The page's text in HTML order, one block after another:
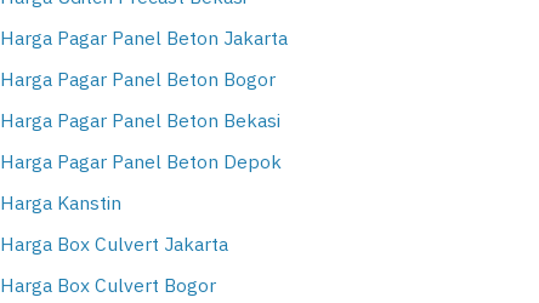
Harga Pagar Panel Beton Jakarta
Harga Pagar Panel Beton Bogor
Harga Pagar Panel Beton Bekasi
Harga Pagar Panel Beton Depok
Harga Kanstin
Harga Box Culvert Jakarta
Harga Box Culvert Bogor